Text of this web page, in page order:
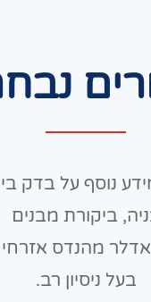
נוסף על בדק
ביקורת מבנים
מהנדס
בעל ניסיון רב.